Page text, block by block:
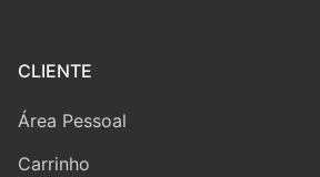
CLIENTE
Área Pessoal
Carrinho